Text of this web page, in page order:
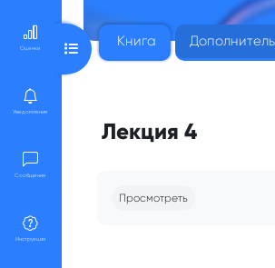
Оценки
Уведомления
Сообщения
Инструкции
Книга
Открыть оглавление курса
Лекция 4
Просмотреть